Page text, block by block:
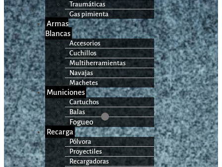
Traumáticas
Gas pimienta
Armas
Blancas
Accesorios
Cuchillos
Multiherramientas
Navajas
Machetes
Municiones
Cartuchos
Balas
Fogueo
Recarga
Pólvora
Proyectiles
Recargadoras